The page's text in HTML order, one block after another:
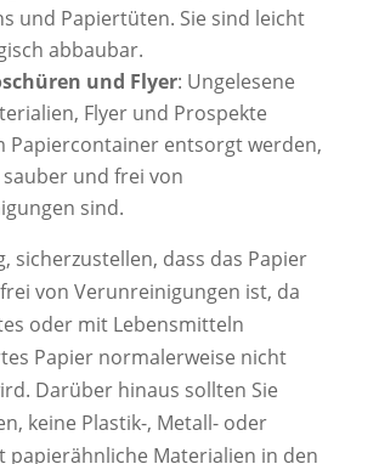
und Papiertüten. Sie sind leicht
abbaubar.
und Flyer: Ungelesene
Flyer und Prospekte
Papiercontainer entsorgt werden,
und frei von
sind.
sicherzustellen, dass das Papier
von Verunreinigungen ist, da
oder mit Lebensmitteln
Papier normalerweise nicht
Darüber hinaus sollten Sie
keine Plastik-, Metall- oder
papierähnliche Materialien in den